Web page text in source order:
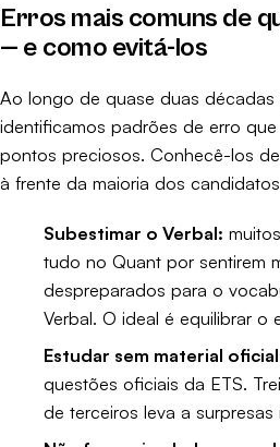
Erros mais comuns de
— e como evitá-los
Ao longo de quase duas décadas
identificamos padrões de erro
pontos preciosos. Conhecê-los
à frente da maioria dos
Subestimar o Verbal:
tudo no Quant por sentirem
despreparados para o
Verbal. O ideal é equilibrar o
Estudar sem material
questões oficiais da ETS.
de terceiros leva a